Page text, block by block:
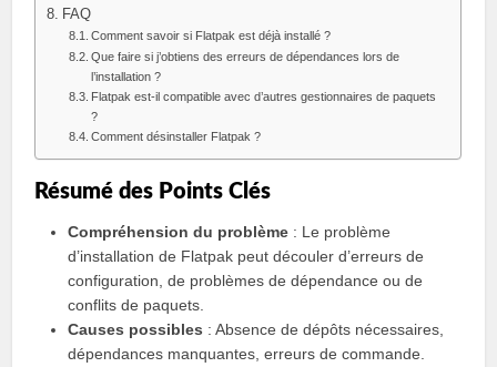
FAQ
Comment savoir si Flatpak est déjà installé ?
Que faire si j’obtiens des erreurs de dépendances lors de
l’installation ?
Flatpak est-il compatible avec d’autres gestionnaires de paquets
?
Comment désinstaller Flatpak ?
Résumé des Points Clés
Compréhension du problème : Le problème
d’installation de Flatpak peut découler d’erreurs de
configuration, de problèmes de dépendance ou de
conflits de paquets.
Causes possibles : Absence de dépôts nécessaires,
dépendances manquantes, erreurs de commande.